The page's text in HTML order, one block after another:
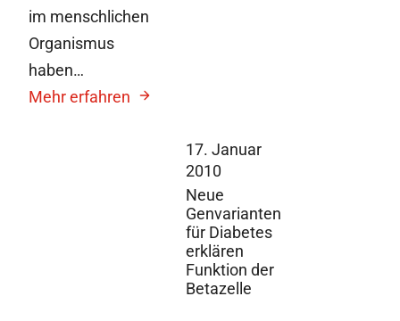
17. Januar
2010
Neue
Genvarianten
für Diabetes
erklären
Funktion der
Betazelle
im menschlichen
Organismus
haben…
Mehr erfahren